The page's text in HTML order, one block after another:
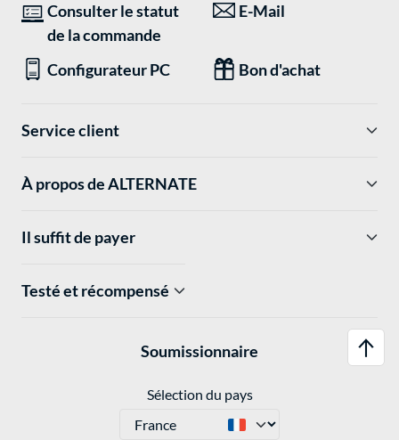
Consulter le statut
de la commande
E-Mail
Configurateur PC Bon d'achat
Service client
À propos de ALTERNATE
Il suffit de payer
Testé et récompensé
Soumissionnaire
Sélection du pays